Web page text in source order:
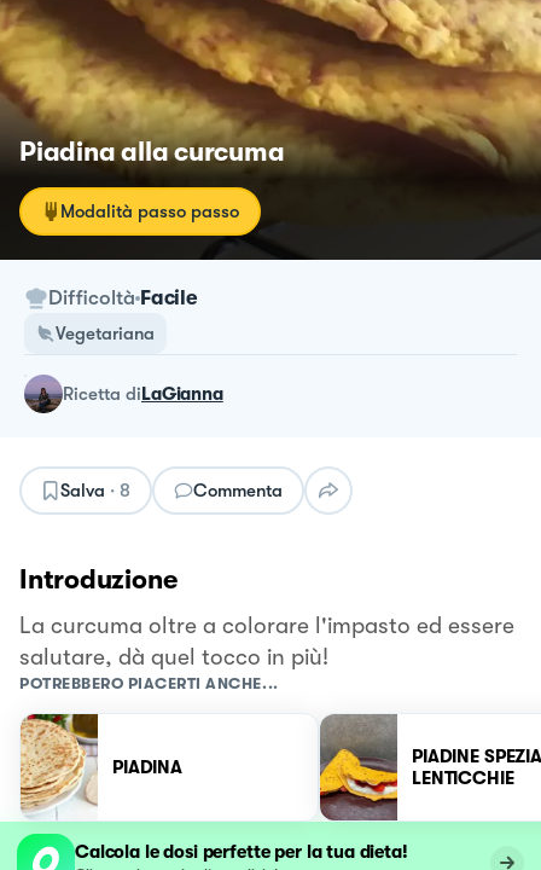
Piadina alla curcuma
Modalità passo passo
Difficoltà Facile
Vegetariana
ricetta diLaGianna
Salva · 8 Commenta
Introduzione
La curcuma oltre a colorare l'impasto ed essere
salutare, dà quel tocco in più!
POTREBBERO PIACERTI ANCHE...
PIADINA
PIADINE
LENTICCHIE
Calcola le dosi perfette per la tua dieta!